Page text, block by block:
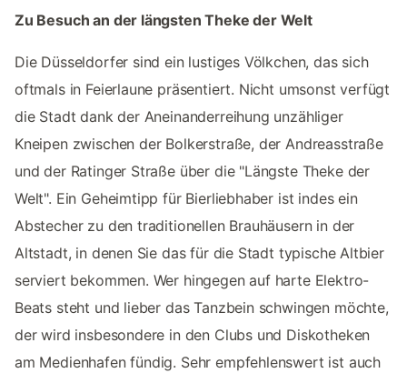
Zu Besuch an der längsten Theke der Welt
Die Düsseldorfer sind ein lustiges Völkchen, das sich
oftmals in Feierlaune präsentiert. Nicht umsonst verfügt
die Stadt dank der Aneinanderreihung unzähliger
Kneipen zwischen der Bolkerstraße, der Andreasstraße
und der Ratinger Straße über die "Längste Theke der
Welt". Ein Geheimtipp für Bierliebhaber ist indes ein
Abstecher zu den traditionellen Brauhäusern in der
Altstadt, in denen Sie das für die Stadt typische Altbier
serviert bekommen. Wer hingegen auf harte Elektro-
Beats steht und lieber das Tanzbein schwingen möchte,
der wird insbesondere in den Clubs und Diskotheken
am Medienhafen fündig. Sehr empfehlenswert ist auch